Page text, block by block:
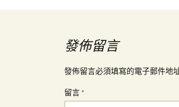
發佈留言
發佈留言必須填寫的電子郵件地
留言 *